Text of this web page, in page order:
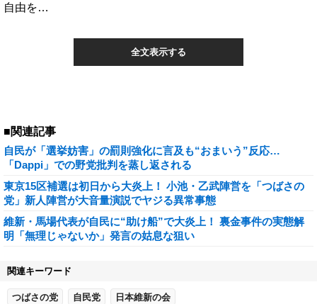
自由を…
全文表示する
■関連記事
自民が「選挙妨害」の罰則強化に言及も“おまいう”反応…
「Dappi」での野党批判を蒸し返される
東京15区補選は初日から大炎上！ 小池・乙武陣営を「つばさの
党」新人陣営が大音量演説でヤジる異常事態
維新・馬場代表が自民に“助け船”で大炎上！ 裏金事件の実態解
明「無理じゃないか」発言の姑息な狙い
関連キーワード
つばさの党 自民党 日本維新の会